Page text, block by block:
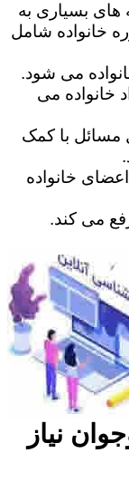
های بسیاری به
خانواده شامل
می شود.
خانواده می
مسائل با کمک
خانواده
می کند.
نیاز